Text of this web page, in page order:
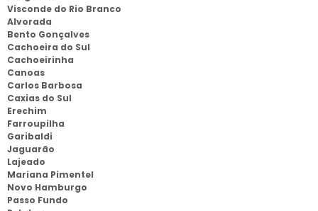
Visconde do Rio Branco
Alvorada
Bento Gonçalves
Cachoeira do Sul
Cachoeirinha
Canoas
Carlos Barbosa
Caxias do Sul
Erechim
Farroupilha
Garibaldi
Jaguarão
Lajeado
Mariana Pimentel
Novo Hamburgo
Passo Fundo